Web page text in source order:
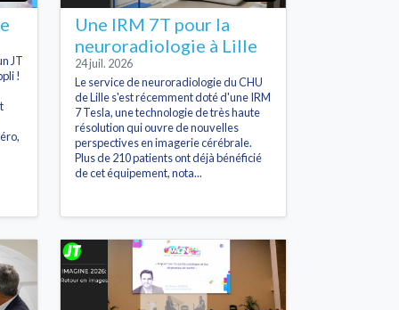
JT
!
Une IRM 7T pour la
neuroradiologie à Lille
24 juil. 2026
Le service de neuroradiologie du CHU
de Lille s'est récemment doté d'une IRM
7 Tesla, une technologie de très haute
résolution qui ouvre de nouvelles
perspectives en imagerie cérébrale.
Plus de 210 patients ont déjà bénéficié
de cet équipement, nota...